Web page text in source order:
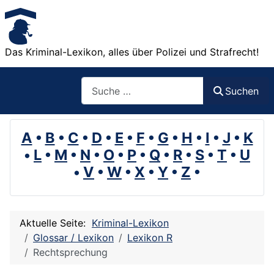
Das Kriminal-Lexikon, alles über Polizei und Strafrecht!
Suchen
A • B • C • D • E • F • G • H • I • J • K
• L • M • N • O • P • Q • R • S • T • U
• V • W • X • Y • Z •
Aktuelle Seite: Kriminal-Lexikon
Glossar / Lexikon
Lexikon R
Rechtsprechung